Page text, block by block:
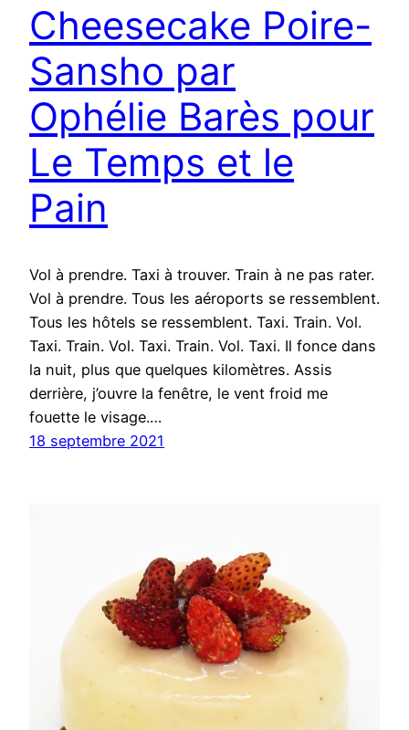
Cheesecake Poire-
Sansho par
Ophélie Barès pour
Le Temps et le
Pain
Vol à prendre. Taxi à trouver. Train à ne pas rater.
Vol à prendre. Tous les aéroports se ressemblent.
Tous les hôtels se ressemblent. Taxi. Train. Vol.
Taxi. Train. Vol. Taxi. Train. Vol. Taxi. Il fonce dans
la nuit, plus que quelques kilomètres. Assis
derrière, j’ouvre la fenêtre, le vent froid me
fouette le visage.…
18 septembre 2021